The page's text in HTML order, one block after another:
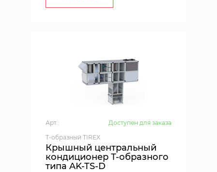
Арт.:
Доступен для заказа
T-образный TIREX
Крышный центральный
кондиционер Т-образного
типа AK-TS-D